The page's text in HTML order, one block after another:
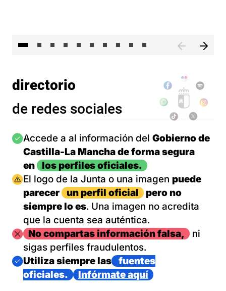
directorio
de redes sociales
Imagen
Accede a al información del Gobierno de
Castilla-La Mancha de forma segura
en
los perfiles oficiales.
Imagen
El logo de la Junta o una imagen puede
parecer
un perfil oficial
pero no
siempre lo es. Una imagen no acredita
que la cuenta sea auténtica.
ImagenNo compartas información falsa,
ni
sigas perfiles fraudulentos.
Imagen
Utiliza siempre las
fuentes
oficiales.
Infórmate aquí